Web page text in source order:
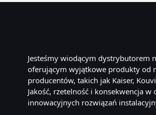
Jesteśmy wiodącym dystrybutorem
oferującym wyjątkowe produkty od
producentów, takich jak Kaiser,
Jakość, rzetelność i konsekwencja w
innowacyjnych rozwiązań